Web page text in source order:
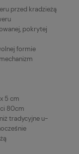
przed kradzieżą
pokrytej
formie
5 cm
80cm
tradycyjne u-